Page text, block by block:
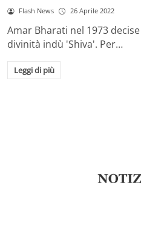
Flash News 26 Aprile 2022
Amar Bharati nel 1973
divinità indù 'Shiva'. Per…
Leggi di più